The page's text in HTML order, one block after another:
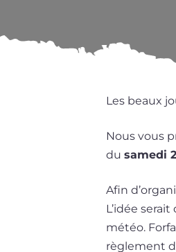
Les beaux
Nous vous
du same­di
Afin
L’idée
météo.
règle­ment